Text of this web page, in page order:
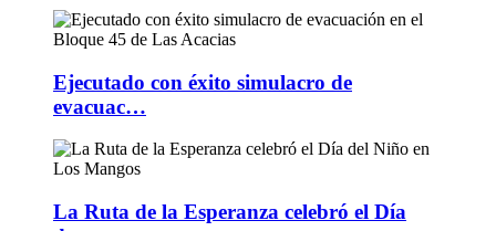
Ejecutado con éxito simulacro de
evacuac…
La Ruta de la Esperanza celebró el Día